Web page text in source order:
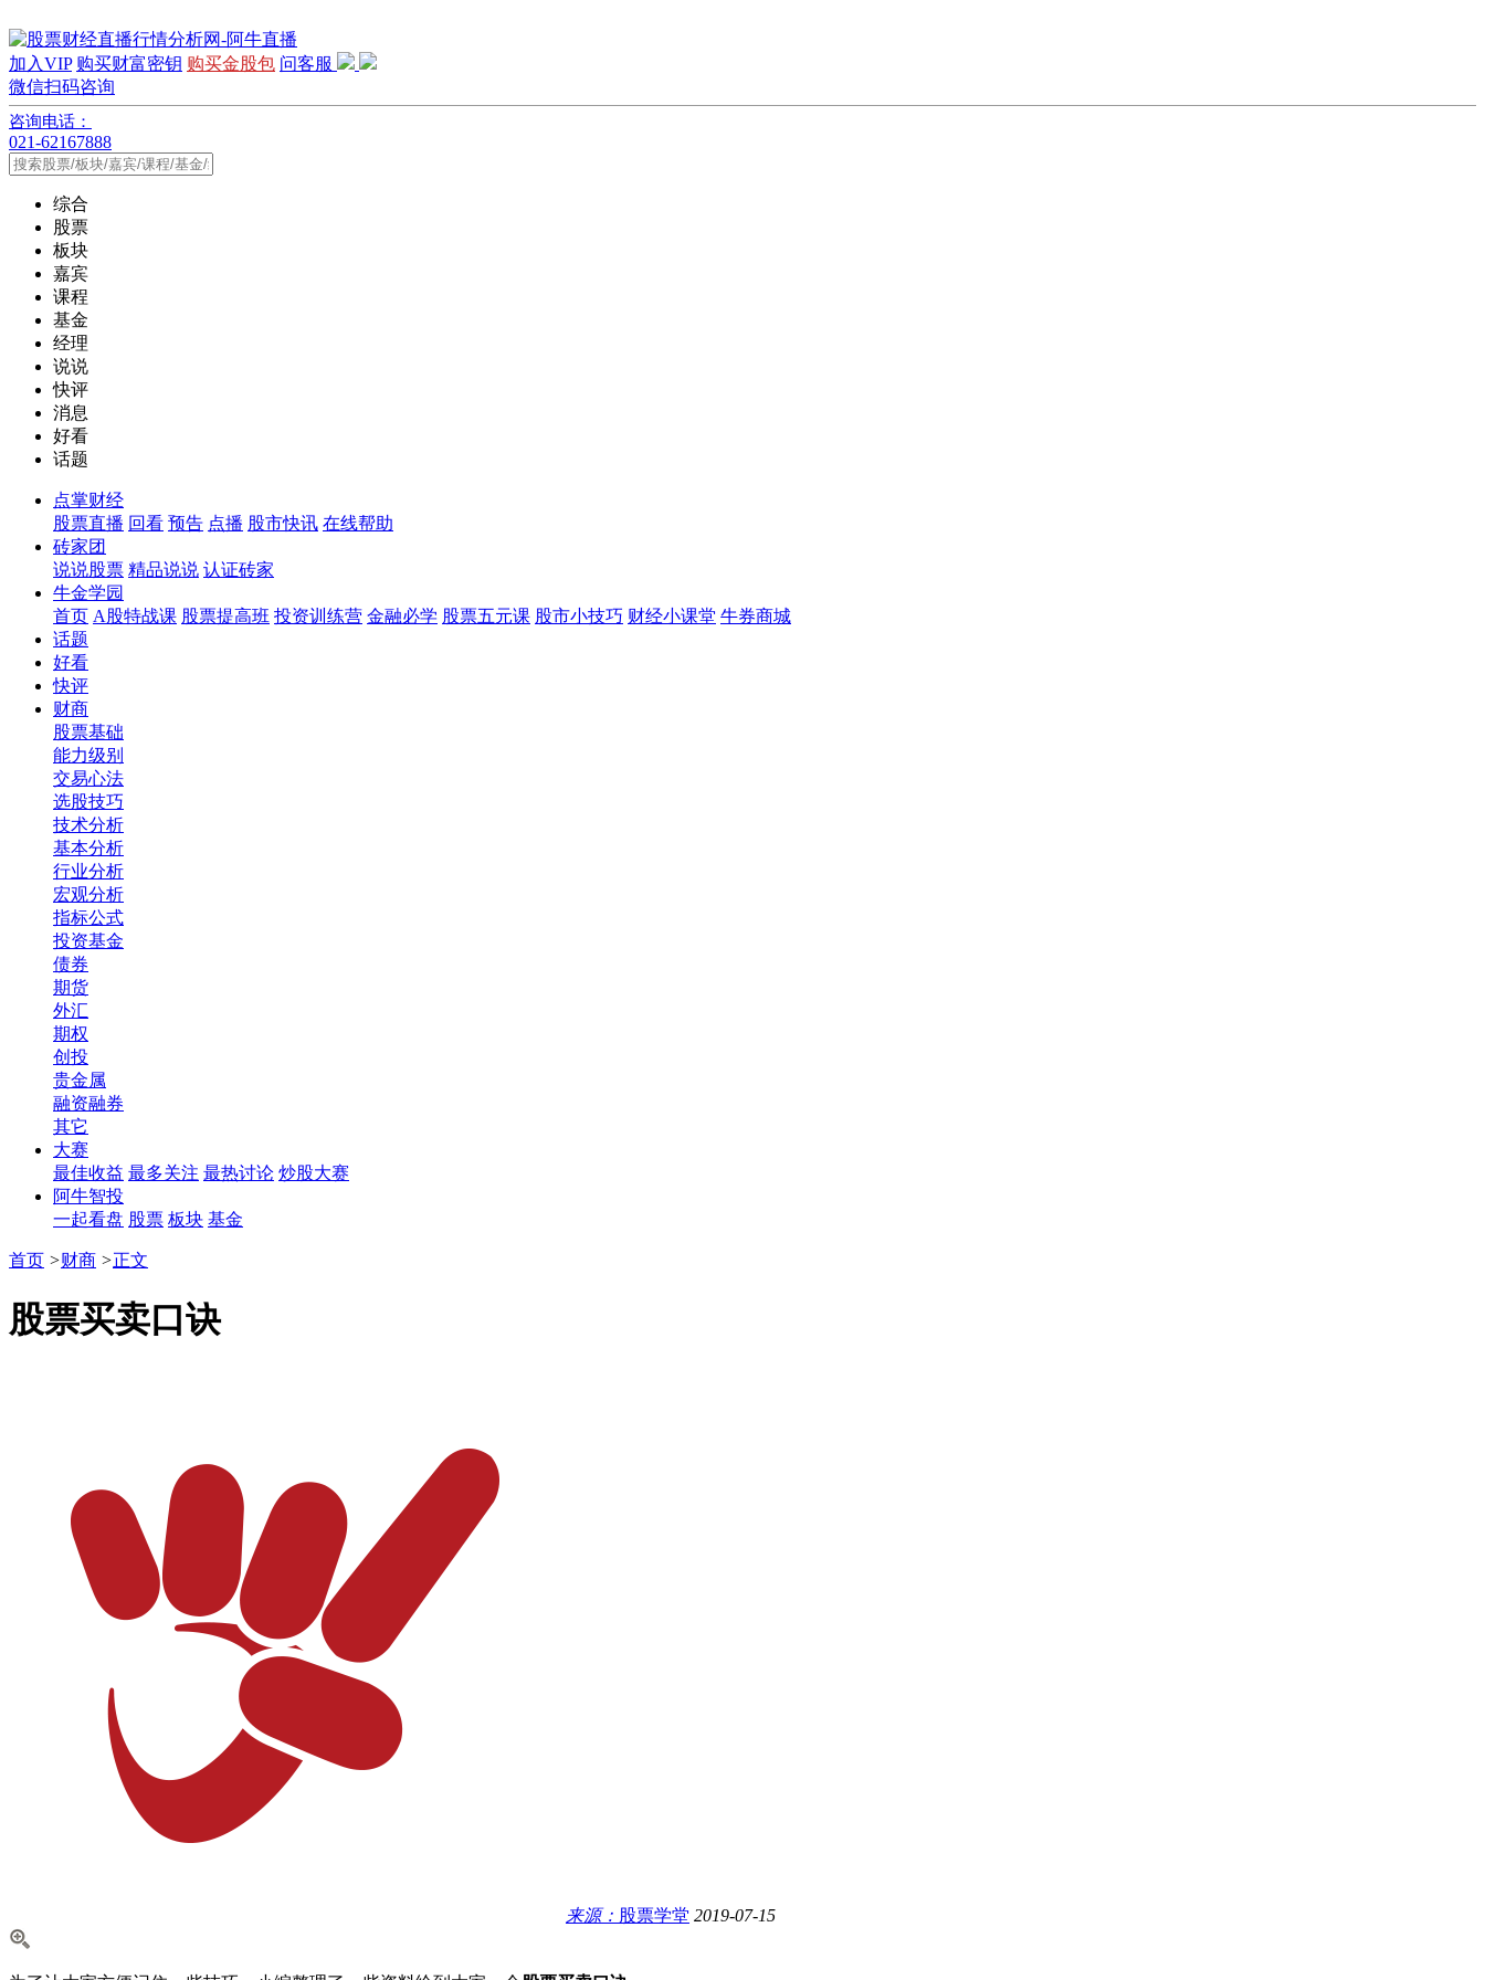
加入VIP 购买财富密钥 购买金股包 问客服
微信扫码咨询
咨询电话：
021-62167888
综合
股票
板块
嘉宾
课程
基金
经理
说说
快评
消息
好看
话题
点掌财经
股票直播 回看 预告 点播 股市快讯 在线帮助
砖家团
说说股票 精品说说 认证砖家
牛金学园
首页 A股特战课 股票提高班 投资训练营 金融必学 股票五元课 股市小技巧 财经小课堂 牛券商城
话题
好看
快评
财商
股票基础
能力级别
交易心法
选股技巧
技术分析
基本分析
行业分析
宏观分析
指标公式
投资基金
债券
期货
外汇
期权
创投
贵金属
融资融券
其它
大赛
最佳收益 最多关注 最热讨论 炒股大赛
阿牛智投
一起看盘 股票 板块 基金
首页 >财商 >正文
股票买卖口诀
来源： 股票学堂 2019-07-15